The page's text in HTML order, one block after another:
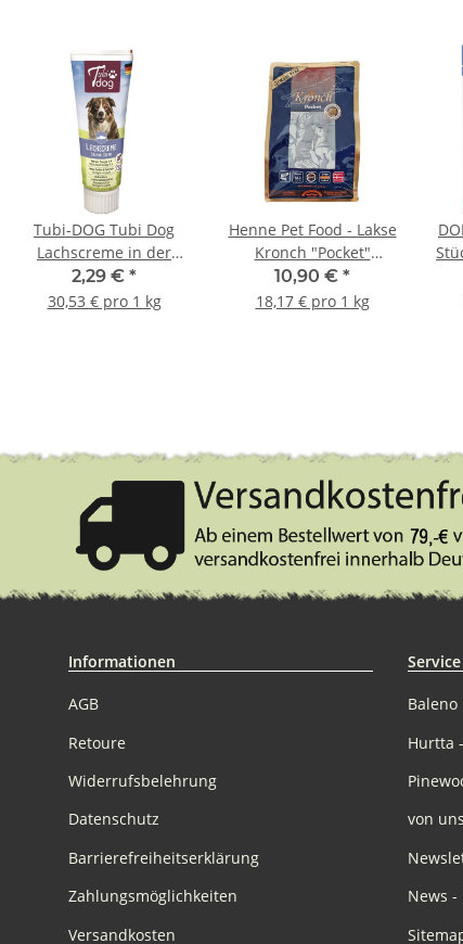
Tubi-DOG Tubi Dog
Lachscreme in der
Tube 75g
2,29 € *
30,53 € pro 1 kg
Henne Pet Food - Lakse
Kronch "Pocket"
Getreidefreier
Hundesnack 600g
10,90 € *
18,17 € pro 1 kg
Informationen
AGB
Retoure
Widerrufsbelehrung
Datenschutz
Barrierefreiheitserklärung
Zahlungsmöglichkeiten
Versandkosten
Service
Hurtta
von
News -